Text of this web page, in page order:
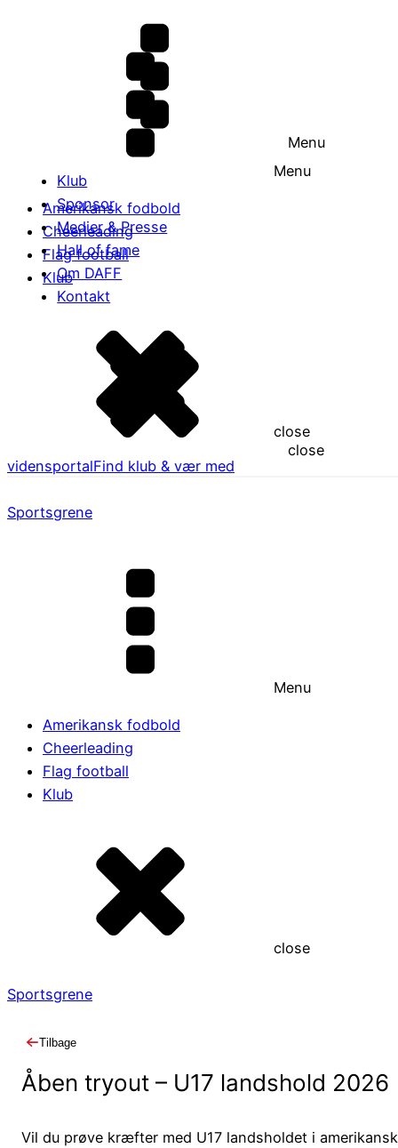
Menu
Klub
Sponsor
Medier & Presse
Hall of fame
Om DAFF
Kontakt
close
Menu
Amerikansk fodbold
Cheerleading
Flag football
Klub
close
vidensportalFind klub & vær med
Sportsgrene
Menu
Amerikansk fodbold
Cheerleading
Flag football
Klub
close
Sportsgrene
Tilbage
Åben tryout – U17 landshold 2026
Vil du prøve kræfter med U17 landsholdet i amerikansk